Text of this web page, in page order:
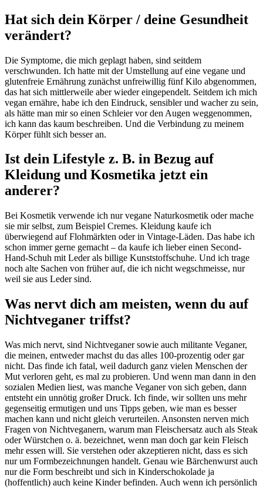
Hat sich dein Körper / deine Gesundheit
verändert?
Die Symptome, die mich geplagt haben, sind seitdem
verschwunden. Ich hatte mit der Umstellung auf eine vegane und
glutenfreie Ernährung zunächst unfreiwillig fünf Kilo abgenommen,
das hat sich mittlerweile aber wieder eingependelt. Seitdem ich mich
vegan ernähre, habe ich den Eindruck, sensibler und wacher zu sein,
als hätte man mir so einen Schleier vor den Augen weggenommen,
ich kann das kaum beschreiben. Und die Verbindung zu meinem
Körper fühlt sich besser an.
Ist dein Lifestyle z. B. in Bezug auf
Kleidung und Kosmetika jetzt ein
anderer?
Bei Kosmetik verwende ich nur vegane Naturkosmetik oder mache
sie mir selbst, zum Beispiel Cremes. Kleidung kaufe ich
überwiegend auf Flohmärkten oder in Vintage-Läden. Das habe ich
schon immer gerne gemacht – da kaufe ich lieber einen Second-
Hand-Schuh mit Leder als billige Kunststoffschuhe. Und ich trage
noch alte Sachen von früher auf, die ich nicht wegschmeisse, nur
weil sie aus Leder sind.
Was nervt dich am meisten, wenn du auf
Nichtveganer triffst?
Was mich nervt, sind Nichtveganer sowie auch militante Veganer,
die meinen, entweder machst du das alles 100-prozentig oder gar
nicht. Das finde ich fatal, weil dadurch ganz vielen Menschen der
Mut verloren geht, es mal zu probieren. Und wenn man dann in den
sozialen Medien liest, was manche Veganer von sich geben, dann
entsteht ein unnötig großer Druck. Ich finde, wir sollten uns mehr
gegenseitig ermutigen und uns Tipps geben, wie man es besser
machen kann und nicht gleich verurteilen. Ansonsten nerven mich
Fragen von Nichtveganern, warum man Fleischersatz auch als Steak
oder Würstchen o. ä. bezeichnet, wenn man doch gar kein Fleisch
mehr essen will. Sie verstehen oder akzeptieren nicht, dass es sich
nur um Formbezeichnungen handelt. Genau wie Bärchenwurst auch
nur die Form beschreibt und sich in Kinderschokolade ja
(hoffentlich) auch keine Kinder befinden. Auch wenn ich persönlich